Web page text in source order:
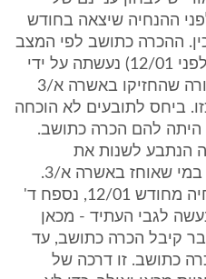
ההנחיה שיצאה בחודש
ההכרה כתושב לפי המצב
שהיה בטרם ההנחיה (דהינו לפני 12/01) נעשתה על ידי
הנתבע, אף ביחס לאנשי כמורה שהחזיקו באשרה א/3
ביחס לתובעים לא הוכחה
היתה להם הכרה כתושב.
הנתבע לשנות את
מדיניותו לגבי הכרה כתושב, במי שאוחז באשרה א/3.
שינוי זה נעשה בהתאם להנחיה מחודש 12/01, נספח ד'
לגבי העתיד - מכאן
קיבל הכרה כתושב, עד
כתושב. זו דרכה של